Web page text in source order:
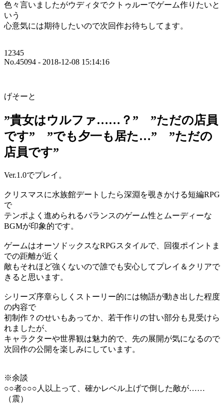
色々言いましたがウディタでクトゥルーでゲーム作りたいと
いう
心意気には期待したいので次回作お待ちしてます。
12345
No.45094 - 2018-12-08 15:14:16
げそーと
”貴女はウルファ……？” ”ただの店員
です” ”でも夕一も居た…” ”ただの
店員です”
Ver.1.0でプレイ。
クリスマスに水族館デートしたら深淵を覗きかける短編RPG
で
テンポよく進められるバランスのゲーム性とムーディーな
BGMが印象的です。
ゲームはオーソドックスなRPGスタイルで、回復ポイントま
での距離が近く
敵もそれほど強くないので誰でも安心してプレイ＆クリアで
きると思います。
シリーズ序章らしくストーリー的には物語が動き出した程度
の内容で
初制作？のせいもあってか、若干作りの甘い部分も見受けら
れましたが、
キャラクターや世界観は魅力的で、先の展開が気になるので
次回作の公開を楽しみにしています。
※余談
○○者○○○人以上って、確かレベル上げで倒した敵が……
（震）